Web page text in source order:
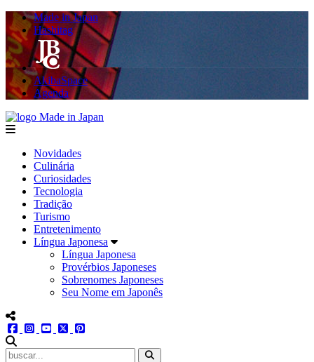
Made in Japan
Hashitag
AkibaSpace
Agenda
menu
Novidades
Culinária
Curiosidades
Tecnologia
Tradição
Turismo
Entretenimento
Língua Japonesa
Língua Japonesa
Provérbios Japoneses
Sobrenomes Japoneses
Seu Nome em Japonês
menu redes social
facebookinstagram
youtube
twitter